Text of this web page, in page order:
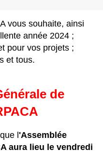
vous souhaite, ainsi
année 2024 ;
pour vos projets ;
et tous.
de
l 'Assemblée
aura lieu le vendredi